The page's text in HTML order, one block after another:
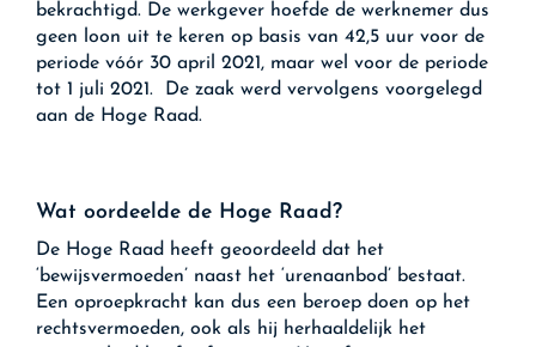
bekrachtigd. De werkgever hoefde de werknemer dus
geen loon uit te keren op basis van 42,5 uur voor de
periode vóór 30 april 2021, maar wel voor de periode
tot 1 juli 2021. De zaak werd vervolgens voorgelegd
aan de Hoge Raad.
Wat oordeelde de Hoge Raad?
De Hoge Raad heeft geoordeeld dat het
‘bewijsvermoeden’ naast het ‘urenaanbod’ bestaat.
Een oproepkracht kan dus een beroep doen op het
rechtsvermoeden, ook als hij herhaaldelijk het